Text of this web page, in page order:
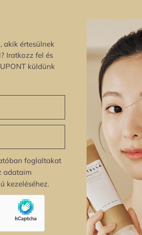
akik értesülnek
Iratkozz fel és
küldünk
foglaltakat
adataim
kezeléséhez.